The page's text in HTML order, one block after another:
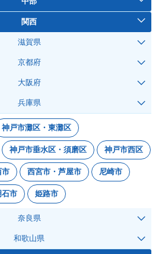
関西
滋賀県
京都府
大阪府
兵庫県
神戸市灘区・東灘区
神戸市垂水区・須磨区 神戸市西区
市 西宮市・芦屋市 尼崎市
石市 姫路市
奈良県
和歌山県